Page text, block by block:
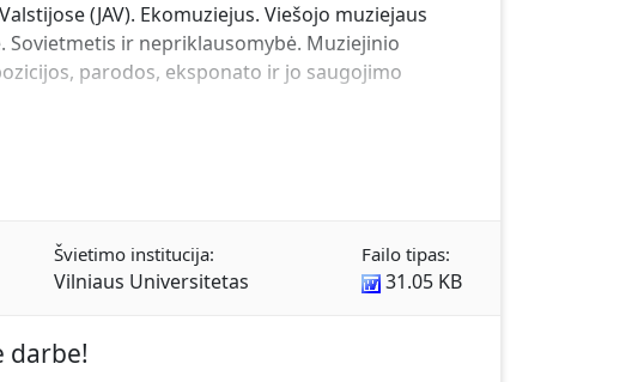
(JAV). Ekomuziejus. Viešojo muziejaus
Sovietmetis ir nepriklausomybė. Muziejinio
parodos, eksponato ir jo saugojimo
Švietimo institucija:
Vilniaus Universitetas
Failo tipas:
31.05 KB
darbe!